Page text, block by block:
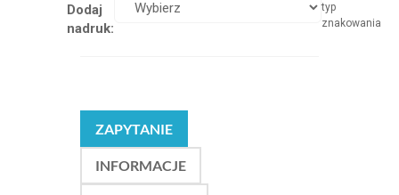
Dodaj
nadruk:
typ
znakowania
ZAPYTANIE
INFORMACJE